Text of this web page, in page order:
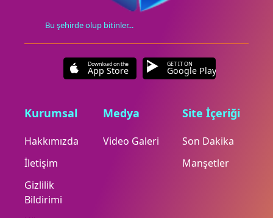
Bu şehirde olup bitinler...
Download on the
App Store
GET IT ON
Google Play
Kurumsal
Hakkımızda
İletişim
Gizlilik
Bildirimi
Medya
Video Galeri
Site İçeriği
Son Dakika
Manşetler